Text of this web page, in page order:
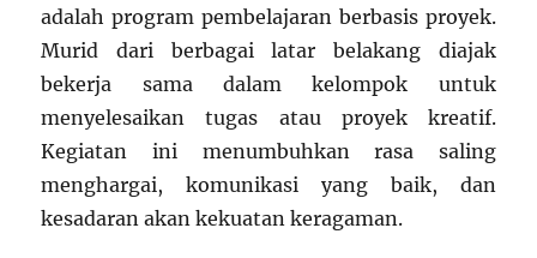
adalah program pembelajaran berbasis proyek.
Murid dari berbagai latar belakang diajak
bekerja sama dalam kelompok untuk
menyelesaikan tugas atau proyek kreatif.
Kegiatan ini menumbuhkan rasa saling
menghargai, komunikasi yang baik, dan
kesadaran akan kekuatan keragaman.